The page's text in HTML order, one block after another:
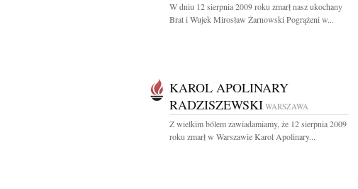
W dniu 12 sierpnia 2009 roku zmarł nasz ukochany
Brat i Wujek Mirosław Żarnowski Pogrążeni w...
KAROL APOLINARY
RADZISZEWSKI WARSZAWA
Z wielkim bólem zawiadamiamy, że 12 sierpnia 2009
roku zmarł w Warszawie Karol Apolinary...